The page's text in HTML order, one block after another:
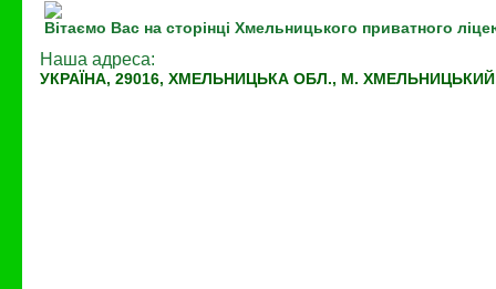
Вітаємо Вас на сторінці Хмельницького приватного
Наша адреса:
УКРАЇНА, 29016, ХМЕЛЬНИЦЬКА ОБЛ., М.